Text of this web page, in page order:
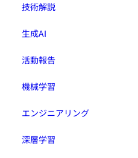
技術解説
生成AI
活動報告
機械学習
エンジニアリング
深層学習